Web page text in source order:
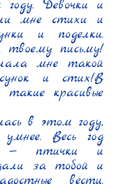
Девочки и
мне стихи и
и поделки.
письму!
мне такой
и стих!В
красивые
в этом году,
Весь год
— птички и
за тобой и